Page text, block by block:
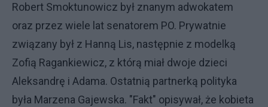
Robert Smoktunowicz był znanym adwokatem
oraz przez wiele lat senatorem PO. Prywatnie
związany był z Hanną Lis, następnie z modelką
Zofią Ragankiewicz, z którą miał dwoje dzieci
Aleksandrę i Adama. Ostatnią partnerką polityka
była Marzena Gajewska. "Fakt" opisywał, że kobieta